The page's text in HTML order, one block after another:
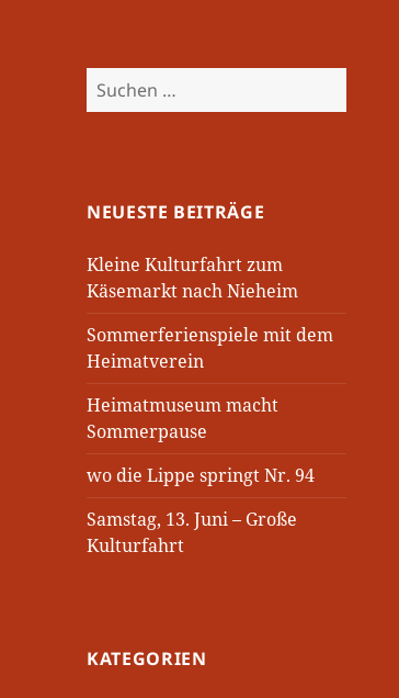
Suchen
nach:
NEUESTE BEITRÄGE
Kleine Kulturfahrt zum
Käsemarkt nach Nieheim
Sommerferienspiele mit dem
Heimatverein
Heimatmuseum macht
Sommerpause
wo die Lippe springt Nr. 94
Samstag, 13. Juni – Große
Kulturfahrt
KATEGORIEN